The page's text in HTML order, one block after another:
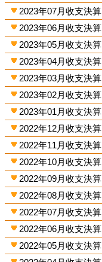
2023年07月收支決算
2023年06月收支決算
2023年05月收支決算
2023年04月收支決算
2023年03月收支決算
2023年02月收支決算
2023年01月收支決算
2022年12月收支決算
2022年11月收支決算
2022年10月收支決算
2022年09月收支決算
2022年08月收支決算
2022年07月收支決算
2022年06月收支決算
2022年05月收支決算